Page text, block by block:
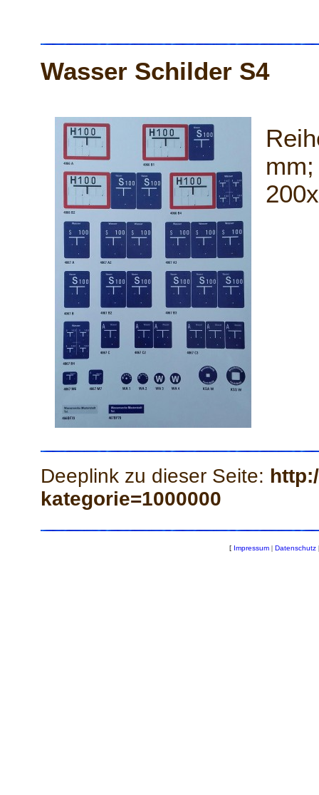
Wasser Schilder S4
Deeplink zu dieser Seite:
kategorie=1000000
[ Impressum | Datenschutz